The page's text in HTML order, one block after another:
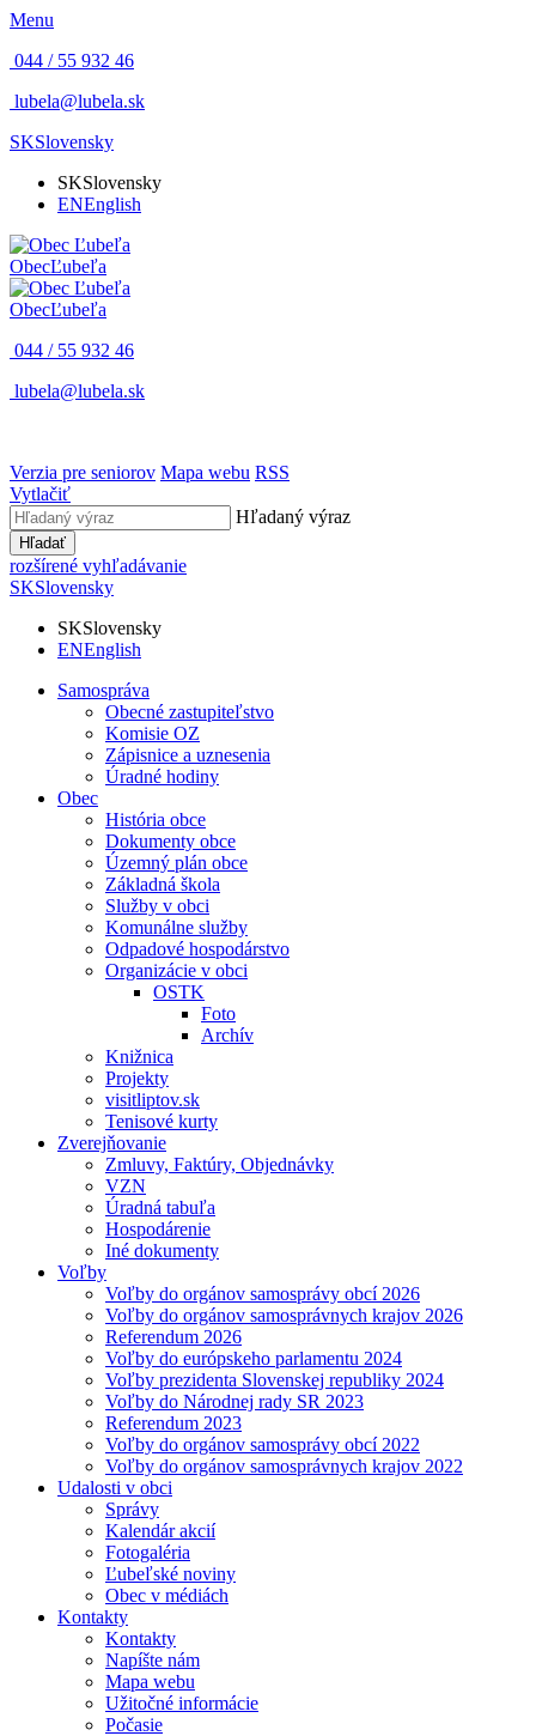
Menu
044 / 55 932 46
lubela@lubela.sk
SKSlovensky
SKSlovensky
ENEnglish
ObecĽubeľa
ObecĽubeľa
044 / 55 932 46
lubela@lubela.sk
Verzia pre seniorov Mapa webu RSS
Vytlačiť
Hľadaný výraz
Hľadať
rozšírené vyhľadávanie
SKSlovensky
SKSlovensky
ENEnglish
Samospráva
Obecné zastupiteľstvo
Komisie OZ
Zápisnice a uznesenia
Úradné hodiny
Obec
História obce
Dokumenty obce
Územný plán obce
Základná škola
Služby v obci
Komunálne služby
Odpadové hospodárstvo
Organizácie v obci
OSTK
Foto
Archív
Knižnica
Projekty
visitliptov.sk
Tenisové kurty
Zverejňovanie
Zmluvy, Faktúry, Objednávky
VZN
Úradná tabuľa
Hospodárenie
Iné dokumenty
Voľby
Voľby do orgánov samosprávy obcí 2026
Voľby do orgánov samosprávnych krajov 2026
Referendum 2026
Voľby do európskeho parlamentu 2024
Voľby prezidenta Slovenskej republiky 2024
Voľby do Národnej rady SR 2023
Referendum 2023
Voľby do orgánov samosprávy obcí 2022
Voľby do orgánov samosprávnych krajov 2022
Udalosti v obci
Správy
Kalendár akcií
Fotogaléria
Ľubeľské noviny
Obec v médiách
Kontakty
Kontakty
Napíšte nám
Mapa webu
Užitočné informácie
Počasie